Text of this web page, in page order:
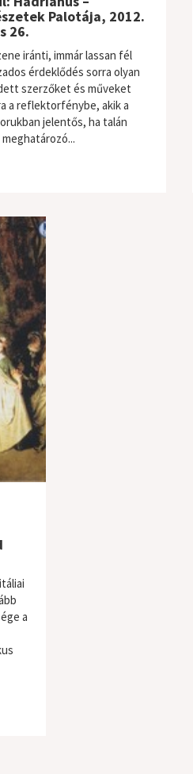
Palotája, 2012.
26.
iránti, immár lassan fél
érdeklődés sorra olyan
szerzőket és műveket
a reflektorfénybe, akik a
jelentős, ha talán
a